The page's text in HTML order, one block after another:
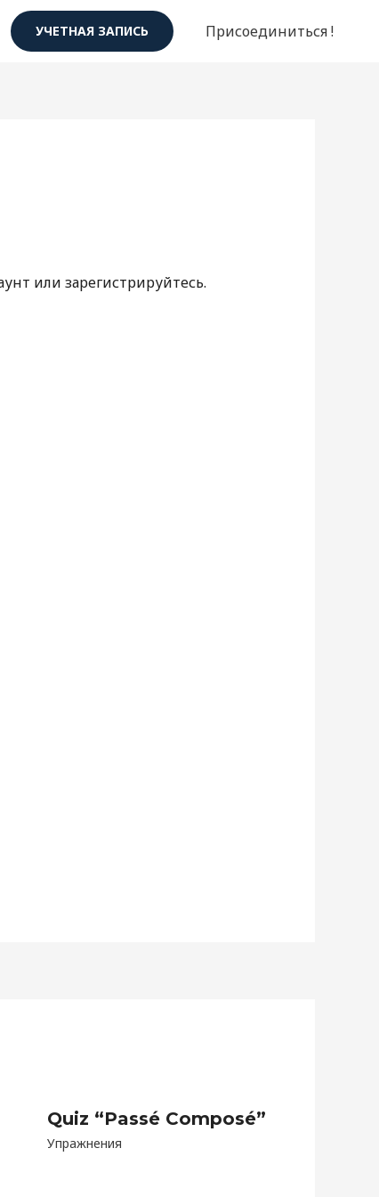
УЧЕТНАЯ ЗАПИСЬ Присоединиться !
или зарегистрируйтесь.
Quiz “Passé Composé”
Упражнения